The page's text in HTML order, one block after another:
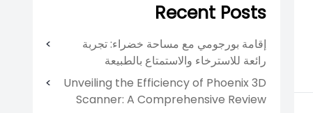
Recent Posts
إقامة بورجومي مع مساحة خضراء: تجربة
رائعة للاسترخاء والاستمتاع بالطبيعة
Unveiling the Efficiency of Phoenix 3D
Scanner: A Comprehensive Review